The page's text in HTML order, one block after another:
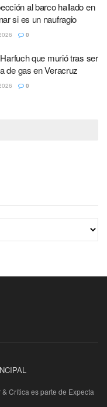
al barco hallado en
si es un naufragio
0
que murió tras ser
de gas en Veracruz
0
& Crítica es parte de Expecta